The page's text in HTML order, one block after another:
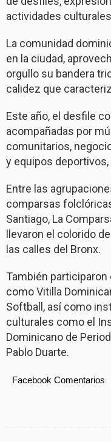
actividades
La comunidad
en la ciudad,
orgullo su bandera
calidez que
Este año, el desfile
acompañadas por
comunitarios,
y equipos
Entre las
comparsas
Santiago, La
llevaron el colorido
las calles del Bronx.
También
como Vitilla
Softball, así como
culturales como el
Dominicano de
Pablo Duarte.
Facebook Comentarios